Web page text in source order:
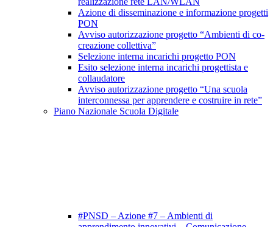
Azione di disseminazione e informazione progetti
PON
Avviso autorizzazione progetto “Ambienti di co-
creazione collettiva”
Selezione interna incarichi progetto PON
Esito selezione interna incarichi progettista e
collaudatore
Avviso autorizzazione progetto “Una scuola
interconnessa per apprendere e costruire in rete”
Piano Nazionale Scuola Digitale
#PNSD – Azione #7 – Ambienti di